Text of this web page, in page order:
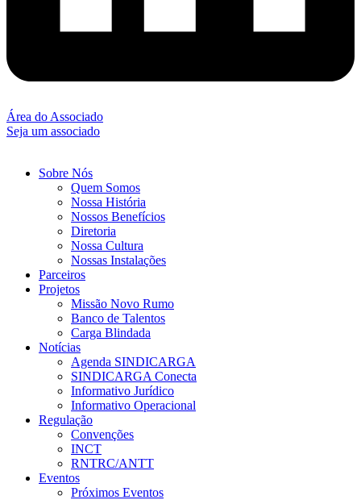
Área do Associado
Seja um associado
Sobre Nós
Quem Somos
Nossa História
Nossos Benefícios
Diretoria
Nossa Cultura
Nossas Instalações
Parceiros
Projetos
Missão Novo Rumo
Banco de Talentos
Carga Blindada
Notícias
Agenda SINDICARGA
SINDICARGA Conecta
Informativo Jurídico
Informativo Operacional
Regulação
Convenções
INCT
RNTRC/ANTT
Eventos
Próximos Eventos